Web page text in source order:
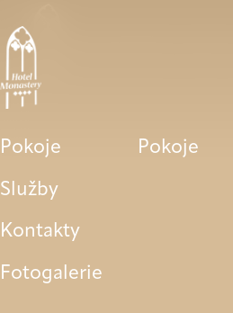
Pokoje Pokoje
Služby
Kontakty
Fotogalerie